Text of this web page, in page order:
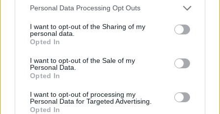
Personal Data Processing Opt Outs
I want to opt-out of the Sharing of my
personal data.
Opted In
I want to opt-out of the Sale of my
Personal Data.
Opted In
I want to opt-out of processing my
Personal Data for Targeted Advertising.
Opted In
SAMSUNG Galaxy A57 5G mieści się w smukłej
obudowie o grubości 6,9 mm z ramkami wokół
wyświetlacza węższymi w porównaniu z
dostępne w czterech kolorach: fioletowym,
granatowym, niebieskim i szarym. Telefon waży
. Ma certyfikat IP68 oznaczający odporność na
wodę i kurz.